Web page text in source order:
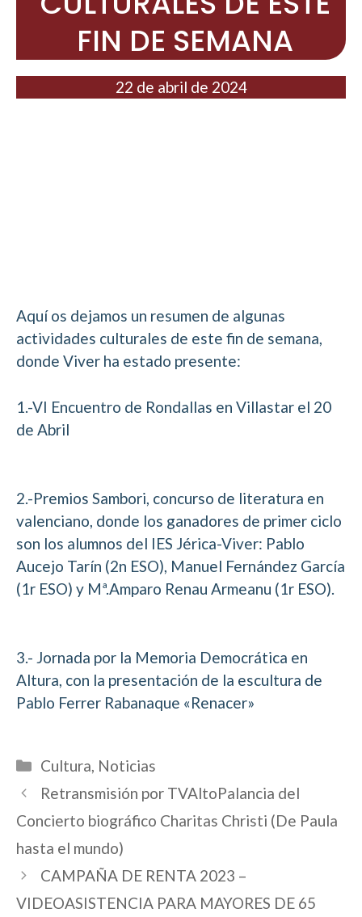
FIN DE SEMANA
22 de abril de 2024
Aquí os dejamos un resumen de algunas
actividades culturales de este fin de semana,
donde Viver ha estado presente:
1.-VI Encuentro de Rondallas en Villastar el 20
de Abril
2.-Premios Sambori, concurso de literatura en
valenciano, donde los ganadores de primer ciclo
son los alumnos del IES Jérica-Viver: Pablo
Aucejo Tarín (2n ESO), Manuel Fernández García
(1r ESO) y Mª.Amparo Renau Armeanu (1r ESO).
3.- Jornada por la Memoria Democrática en
Altura, con la presentación de la escultura de
Pablo Ferrer Rabanaque «Renacer»
Categorías
Cultura, Noticias
Retransmisión por TVAltoPalancia del
Concierto biográfico Charitas Christi (De Paula
hasta el mundo)
CAMPAÑA DE RENTA 2023 –
VIDEOASISTENCIA PARA MAYORES DE 65